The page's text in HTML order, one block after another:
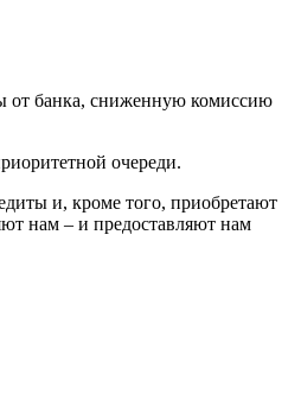
от банка, сниженную комиссию
очереди.
и, кроме того, приобретают
нам – и предоставляют нам